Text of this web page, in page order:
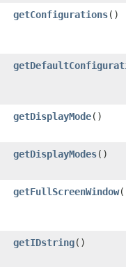
getConfigurations()
getDisplayMode()
getDisplayModes()
getFullScreenWindow
getIDstring()